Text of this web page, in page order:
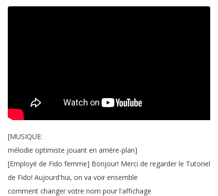
[MUSIQUE:
mélodie optimiste jouant en arrière-plan]
[Employé de Fido femme] Bonjour! Merci de regarder le Tutoriel
de Fido! Aujourd'hui, on va voir ensemble
comment changer votre nom pour l'affichage